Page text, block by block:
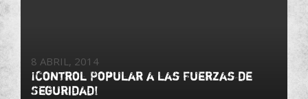
8 ABRIL, 2014
¡Control Popular a las Fuerzas de
Seguridad!